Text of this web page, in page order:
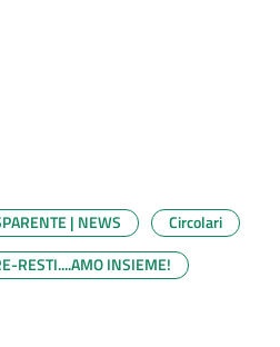
| NEWS
Circolari
RESTI....AMO INSIEME!